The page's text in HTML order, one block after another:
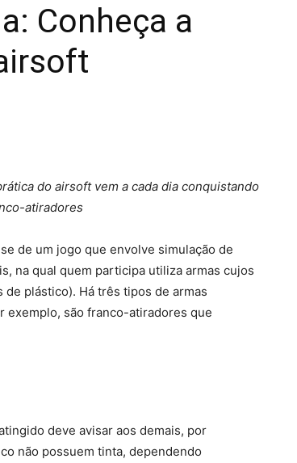
Conheça a
do airsoft vem a cada dia conquistando
atiradores
de um jogo que envolve simulação de
na qual quem participa utiliza armas cujos
de plástico). Há três tipos de armas
exemplo, são franco-atiradores que
deve avisar aos demais, por
não possuem tinta, dependendo